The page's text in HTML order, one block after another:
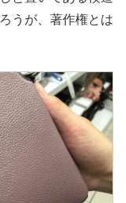
うが、著作権とは